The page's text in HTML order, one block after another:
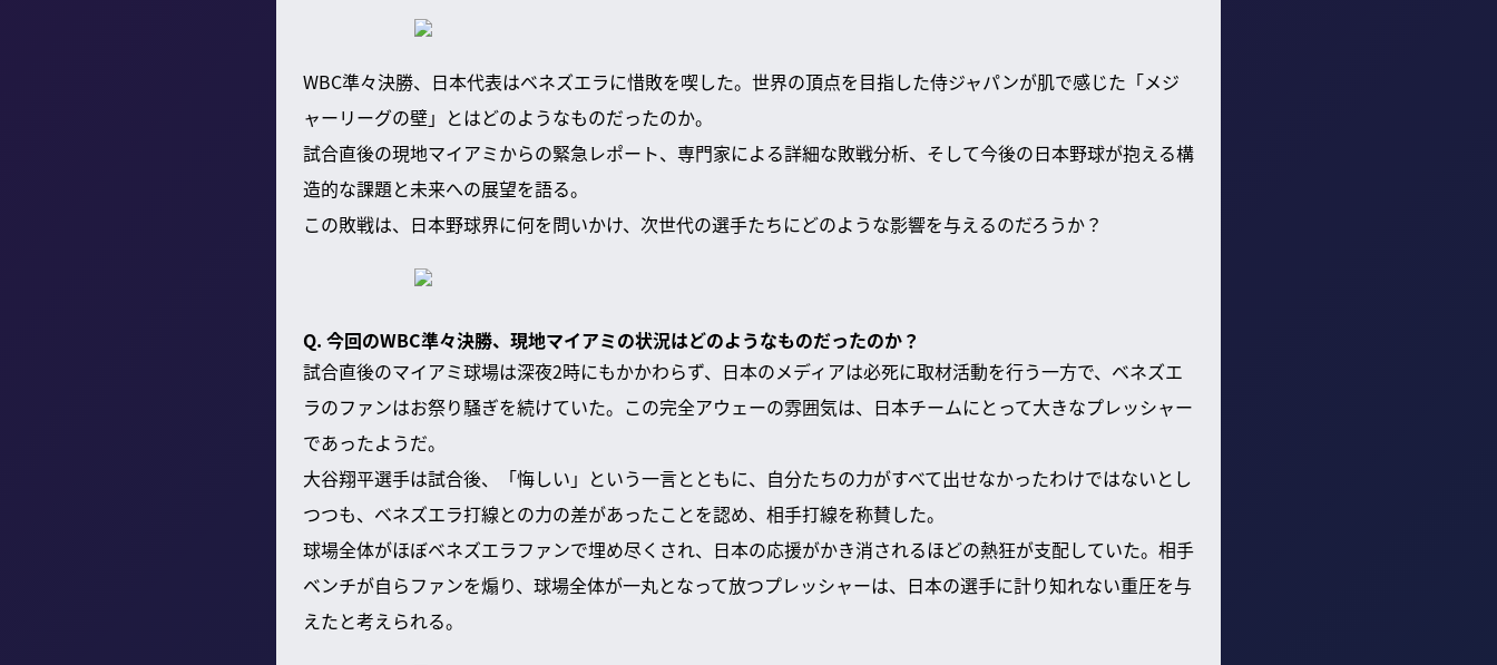
WBC準々決勝、日本代表はベネズエラに惜敗を喫した。世界の頂点を目指した侍ジャパンが肌で感じた「メジ
ャーリーグの壁」とはどのようなものだったのか。
試合直後の現地マイアミからの緊急レポート、専門家による詳細な敗戦分析、そして今後の日本野球が抱える構
造的な課題と未来への展望を語る。
この敗戦は、日本野球界に何を問いかけ、次世代の選手たちにどのような影響を与えるのだろうか？
Q. 今回のWBC準々決勝、現地マイアミの状況はどのようなものだったのか？
試合直後のマイアミ球場は深夜2時にもかかわらず、日本のメディアは必死に取材活動を行う一方で、ベネズエ
ラのファンはお祭り騒ぎを続けていた。この完全アウェーの雰囲気は、日本チームにとって大きなプレッシャー
であったようだ。
大谷翔平選手は試合後、「悔しい」という一言とともに、自分たちの力がすべて出せなかったわけではないとし
つつも、ベネズエラ打線との力の差があったことを認め、相手打線を称賛した。
球場全体がほぼベネズエラファンで埋め尽くされ、日本の応援がかき消されるほどの熱狂が支配していた。相手
ベンチが自らファンを煽り、球場全体が一丸となって放つプレッシャーは、日本の選手に計り知れない重圧を与
えたと考えられる。